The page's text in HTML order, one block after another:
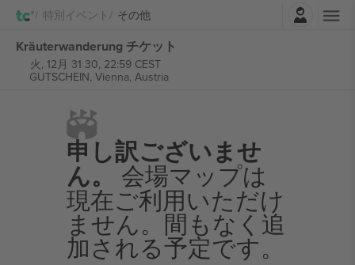
特別イベント その他
Kräuterwanderung チケット
火, 12月 31 30, 22:59 CEST
GUTSCHEIN, Vienna, Austria
申し訳ございませ
ん。 会場マップは
現在ご利用いただけ
ません。間もなく追
加される予定です。